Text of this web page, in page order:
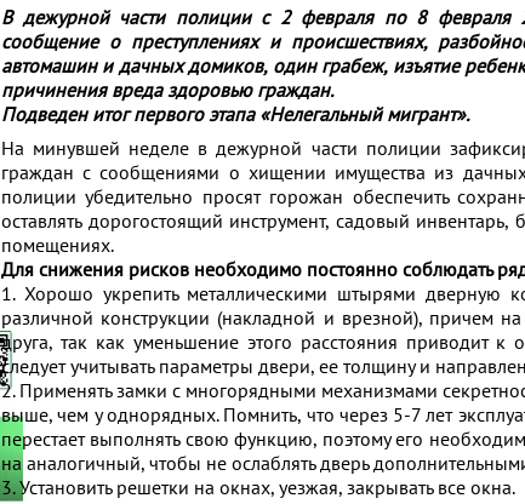
В дежурной части полиции с 2 февраля по 8 февраля
сообщение о преступлениях и происшествиях,
автомашин и дачных домиков, один грабеж, изъятие
причинения вреда здоровью граждан.
Подведен итог первого этапа «Нелегальный мигрант».
На минувшей неделе в дежурной части полиции
граждан с сообщениями о хищении имущества из
полиции убедительно просят горожан обеспечить
оставлять дорогостоящий инструмент, садовый
помещениях.
Для снижения рисков необходимо постоянно соблюдать
1. Хорошо укрепить металлическими штырями дверную
различной конструкции (накладной и врезной), причем
друга, так как уменьшение этого расстояния приводит
следует учитывать параметры двери, ее толщину и
2. Применять замки с многорядными механизмами
выше, чем у однорядных. Помнить, что через 5-7 лет
перестает выполнять свою функцию, поэтому его
на аналогичный, чтобы не ослаблять дверь
3. Установить решетки на окнах, уезжая, закрывать все окна.